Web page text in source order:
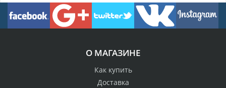
О МАГАЗИНЕ
Как купить
Доставка